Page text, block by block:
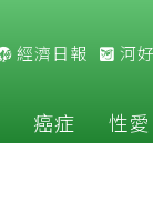
經濟日報 河
癌症 性愛